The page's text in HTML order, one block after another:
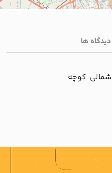
دیدگاه ها
شمالي کوچه